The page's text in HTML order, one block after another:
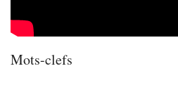
Mots-clefs